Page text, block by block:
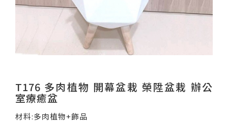
T176 多肉植物 開幕盆栽 榮陞盆栽 辦公
室療癒盆
材料:多肉植物+飾品